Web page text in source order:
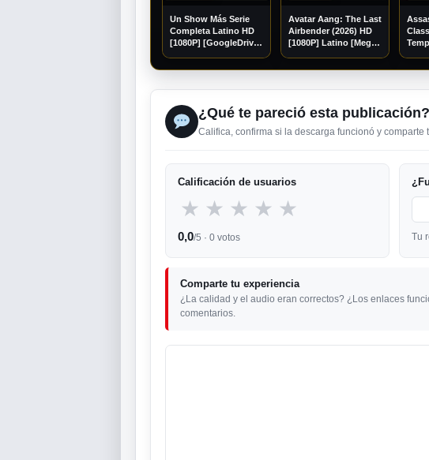
Un Show Más Serie
Completa Latino HD
[1080P] [GoogleDrive]
Avatar Aang: The Last
Airbender (2026) HD
[1080P] Latino [Mega]
¿Qué te pareció esta publicación?
Califica, confirma si la descarga funcionó y comparte
Calificación de usuarios
★ ★ ★ ★ ★
0,0/5 · 0 votos Tu
Comparte tu experiencia
¿La calidad y el audio eran correctos? ¿Los enlaces
comentarios.